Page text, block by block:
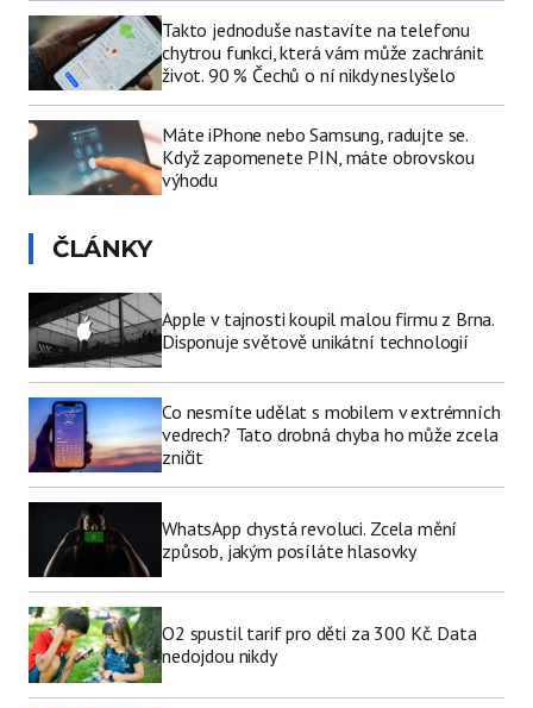
Takto jednoduše nastavíte na telefonu
chytrou funkci, která vám může zachránit
život. 90 % Čechů o ní nikdy neslyšelo
Máte iPhone nebo Samsung, radujte se.
Když zapomenete PIN, máte obrovskou
výhodu
ČLÁNKY
Apple v tajnosti koupil malou firmu z Brna.
Disponuje světově unikátní technologií
Co nesmíte udělat s mobilem v extrémních
vedrech? Tato drobná chyba ho může zcela
zničit
WhatsApp chystá revoluci. Zcela mění
způsob, jakým posíláte hlasovky
O2 spustil tarif pro děti za 300 Kč. Data
nedojdou nikdy